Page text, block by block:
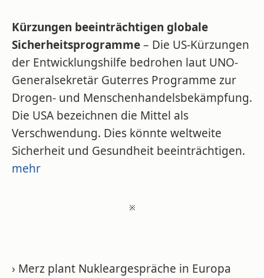
Kürzungen beeinträchtigen globale
Sicherheitsprogramme– Die US-Kürzungen
der Entwicklungshilfe bedrohen laut UNO-
Generalsekretär Guterres Programme zur
Drogen- und Menschenhandelsbekämpfung.
Die USA bezeichnen die Mittel als
Verschwendung. Dies könnte weltweite
Sicherheit und Gesundheit beeinträchtigen.
mehr
※
› Merz plant Nukleargespräche in Europa